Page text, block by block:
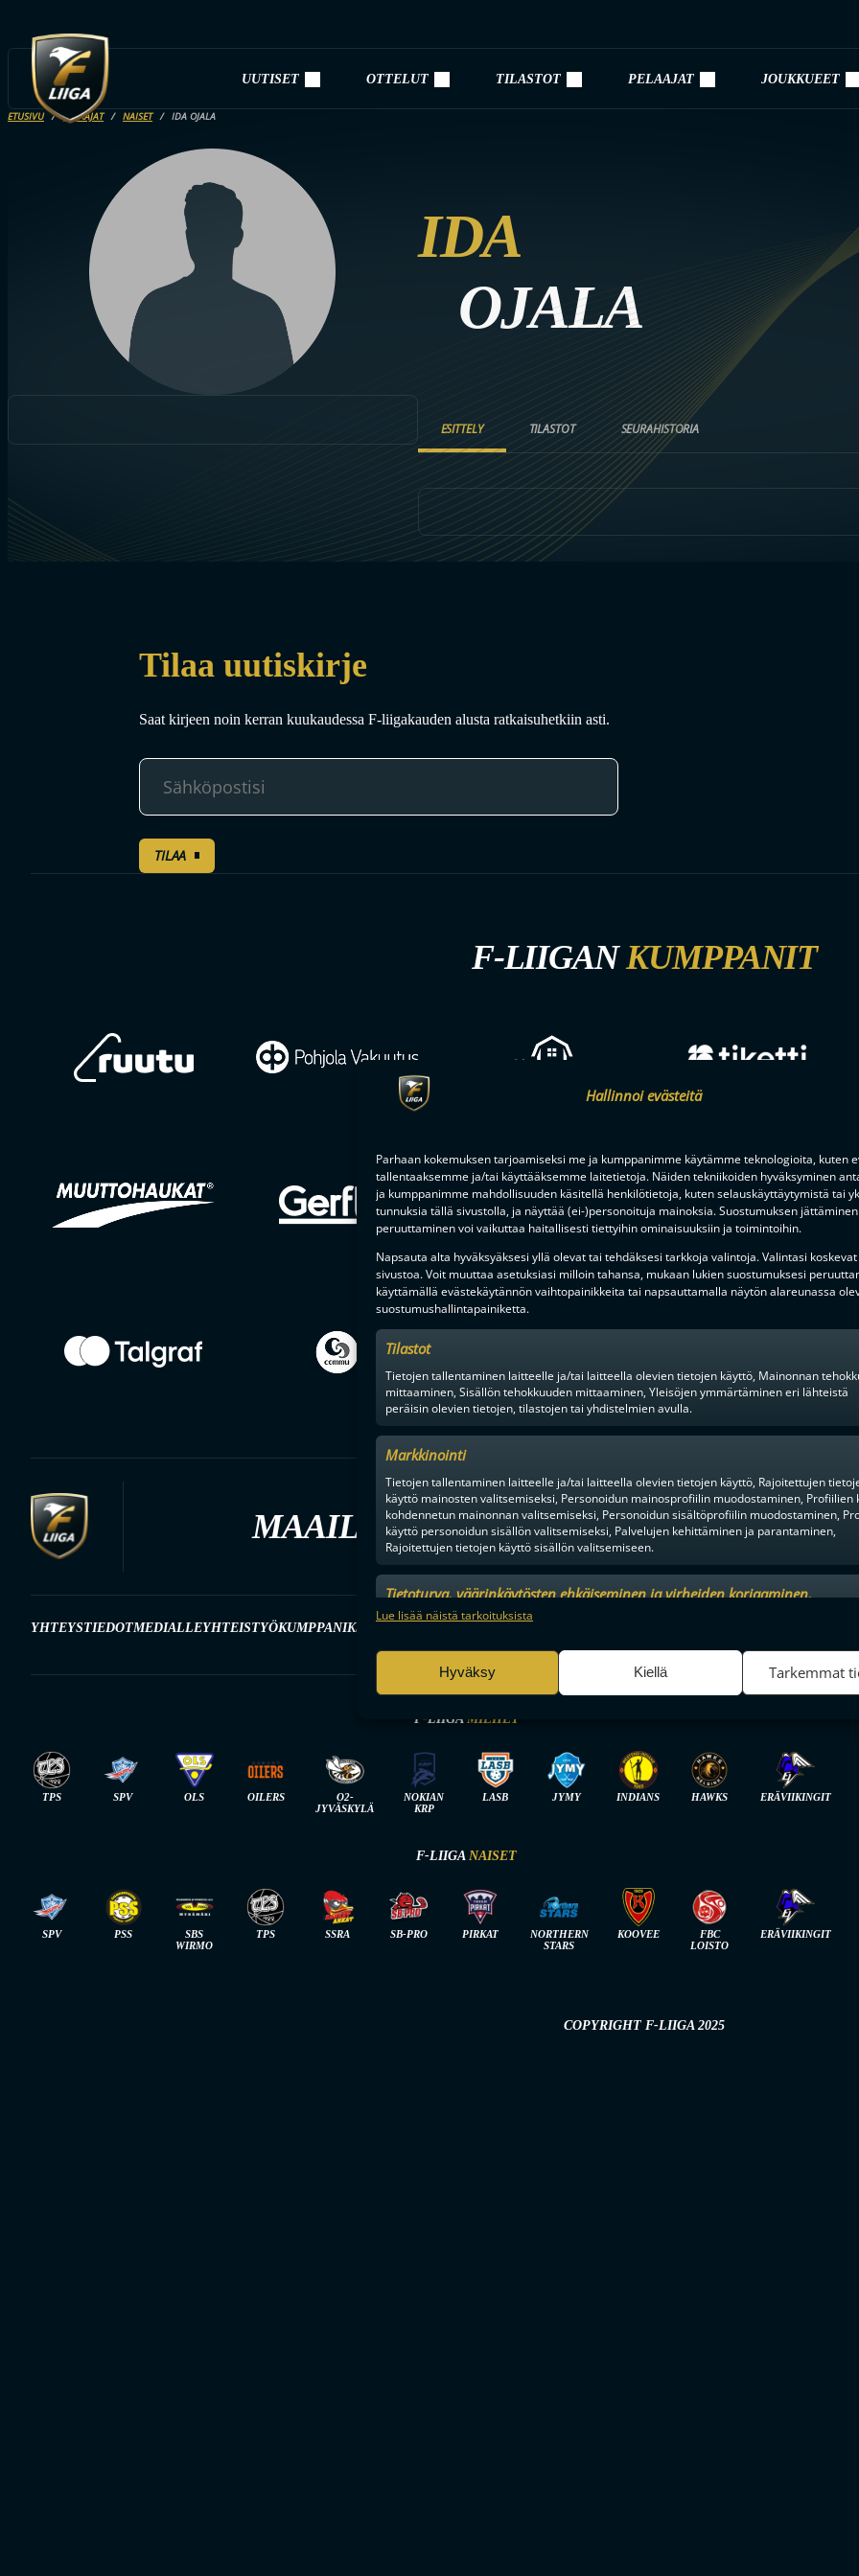
Hallinnoi evästeitä
Parhaan kokemuksen tarjoamiseksi me ja kumppanimme käytämme teknologioita, kuten
tallentaaksemme ja/tai käyttääksemme laitetietoja. Näiden tekniikoiden hyväksyminen
ja kumppanimme mahdollisuuden käsitellä henkilötietoja, kuten selauskäyttäytymistä tai
tunnuksia tällä sivustolla, ja näyttää (ei-)personoituja mainoksia. Suostumuksen
peruuttaminen voi vaikuttaa haitallisesti tiettyihin ominaisuuksiin ja toimintoihin.
Napsauta alta hyväksyäksesi yllä olevat tai tehdäksesi tarkkoja valintoja. Valintasi
sivustoa. Voit muuttaa asetuksiasi milloin tahansa, mukaan lukien suostumuksesi
käyttämällä evästekäytännön vaihtopainikkeita tai napsauttamalla näytön alareunassa
suostumushallintapainiketta.
Tilastot
Tietojen tallentaminen laitteelle ja/tai laitteella olevien tietojen käyttö, Mainonnan
mittaaminen, Sisällön tehokkuuden mittaaminen, Yleisöjen ymmärtäminen eri lähteistä
peräisin olevien tietojen, tilastojen tai yhdistelmien avulla.
Markkinointi
Tietojen tallentaminen laitteelle ja/tai laitteella olevien tietojen käyttö, Rajoitettujen
käyttö mainosten valitsemiseksi, Personoidun mainosprofiilin muodostaminen, Profiilien
kohdennetun mainonnan valitsemiseksi, Personoidun sisältöprofiilin muodostaminen,
käyttö personoidun sisällön valitsemiseksi, Palvelujen kehittäminen ja parantaminen,
Rajoitettujen tietojen käyttö sisällön valitsemiseen.
Tietoturva, väärinkäytösten ehkäiseminen ja virheiden korjaaminen,
Mainonnan ja sisällön tekninen jakelu, Tallenna ja ilmaise
Lue lisää näistä tarkoituksista
Hyväksy Kiellä Tarkemmat
UUTISET OTTELUT TILASTOT PELAAJAT JOUKKUEET
ETUSIVU PELAAJAT NAISET IDA OJALA
IDA
OJALA
ESITTELY TILASTOT SEURAHISTORIA
Tilaa uutiskirje
Saat kirjeen noin kerran kuukaudessa F-liigakauden alusta ratkaisuhetkiin asti.
TILAA
F-LIIGANKUMPPANIT
MAAILMAN VIIHDYTTÄVINTÄ
YHTEYSTIEDOTMEDIALLEYHTEISTYÖKUMPPANIKSI
F-LIIGA MIEHET
TPS SPV OLS OILERS
O2-
JYVÄSKYLÄ
NOKIAN
KRP
LASB JYMY INDIANS HAWKS ERÄVIIKINGIT
F-LIIGA NAISET
SPV PSS
SBS
WIRMO
TPS SSRA SB-PRO PIRKAT
NORTHERN
STARS
KOOVEE
FBC
LOISTO
ERÄVIIKINGIT
COPYRIGHT F-LIIGA 2025